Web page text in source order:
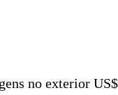
no exterior